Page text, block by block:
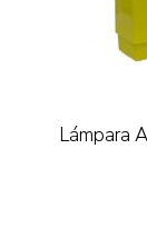
Lámpara